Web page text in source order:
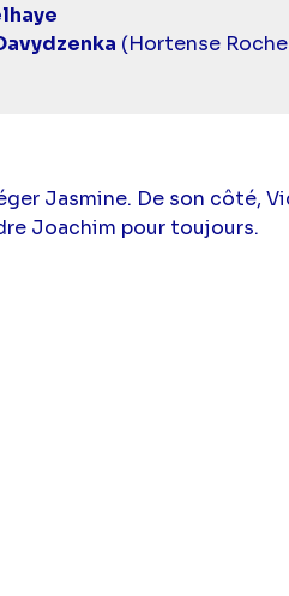
(Hortense
Jasmine. De son côté,
Joachim pour toujours.